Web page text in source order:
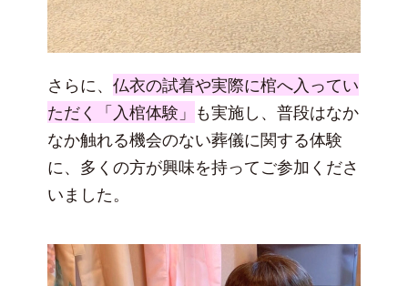
さらに、 仏衣の試着や実際に棺へ入ってい
ただく「入棺体験」 も実施し、普段はなか
なか触れる機会のない葬儀に関する体験
に、多くの方が興味を持ってご参加くださ
いました。